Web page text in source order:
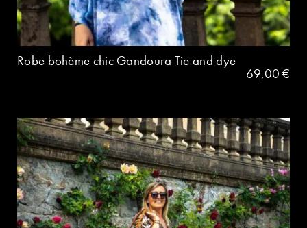
Robe bohème chic Gandoura Tie and dye
69,00 €